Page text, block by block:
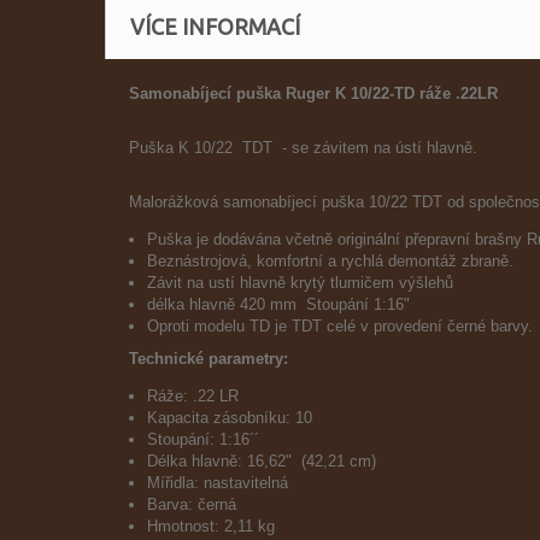
VÍCE INFORMACÍ
Samonabíjecí puška Ruger K 10/22-TD ráže .22LR
Puška K 10/22 TDT - se závitem na ústí hlavně.
Malorážková samonabíjecí puška 10/22 TDT od
Puška je dodávána včetně originální přepravní brašny
Beznástrojová, komfortní a rychlá demontáž zbraně.
Závit na ustí hlavně krytý tlumičem výšlehů
délka hlavně 420 mm Stoupání 1:16"
Oproti modelu TD je TDT celé v provedení černé barvy.
Technické parametry:
Ráže: .22 LR
Kapacita zásobníku: 10
Stoupání: 1:16´´
Délka hlavně: 16,62" (42,21 cm)
Mířidla: nastavitelná
Barva: černá
Hmotnost: 2,11 kg